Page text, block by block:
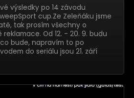
výsledky po 14 závodu
cup.Ze Zeleňáku jsme
tak prosím všechny o
Od 12. - 20. 9. budu
bude, napravím to po
do seriálu jsou 21. září